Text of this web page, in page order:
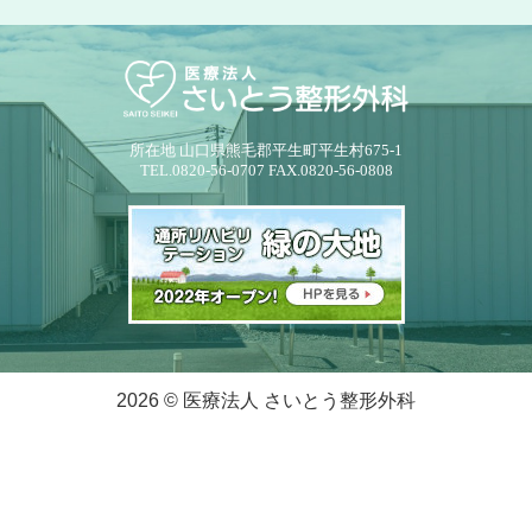
所在地 山口県熊毛郡平生町平生村675-1
TEL.0820-56-0707 FAX.0820-56-0808
2026 © 医療法人 さいとう整形外科